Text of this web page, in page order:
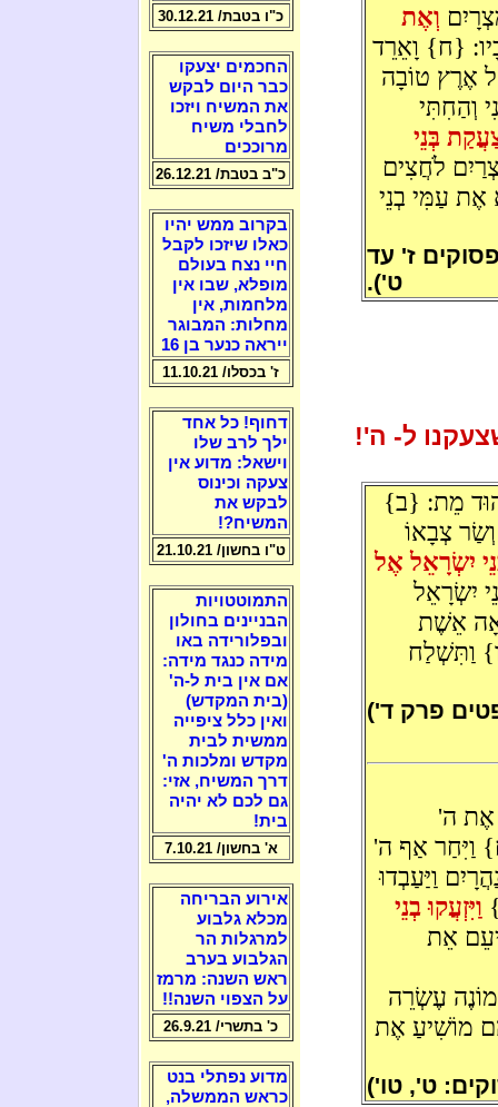
וְאֶת
{ח} וָאֵרֵד
אֶרֶץ טוֹבָה
וְהַחִתִּי
בְּנֵי
לֹחֲצִים
עַמִּי בְנֵי
ז' עד
ט').
ל- ה'!
מֵת: {ב}
צְבָאוֹ
יִשְׂרָאֵל אֶל
יִשְׂרָאֵל
אֵשֶׁת
וַתִּשְׁלַח
פרק ד')
אֶת ה'
וַיִּחַר אַף ה'
וַיַּעַבְדוּ
וַיִּזְעֲקוּ בְנֵי
אֵת
עֶשְׂרֵה
מוֹשִׁיעַ אֶת
ט', טו')
כ"ו בטבת/ 30.12.21
החכמים יצעקו
כבר היום לבקש
את המשיח ויזכו
לחבלי משיח
מרוככים
כ"ב בטבת/ 26.12.21
בקרוב ממש יהיו
כאלו שיזכו לקבל
חיי נצח בעולם
מופלא, שבו אין
מלחמות, אין
מחלות: המבוגר
ייראה כנער בן 16
ז' בכסלו/ 11.10.21
דחוף! כל אחד
ילך לרב שלו
וישאל: מדוע אין
צעקה וכינוס
לבקש את
המשיח?!
ט"ו בחשון/ 21.10.21
התמוטטויות
הבניינים בחולון
ובפלורידה באו
מידה כנגד מידה:
אם אין בית ל-ה'
(בית המקדש)
ואין כלל ציפייה
ממשית לבית
מקדש ומלכות ה'
דרך המשיח, אזי:
גם לכם לא יהיה
בית!
א' בחשון/ 7.10.21
אירוע הבריחה
מכלא גלבוע
למרגלות הר
הגלבוע בערב
ראש השנה: מרמז
על הצפוי השנה!!
כ' בתשרי/ 26.9.21
מדוע נפתלי בנט
כראש הממשלה,